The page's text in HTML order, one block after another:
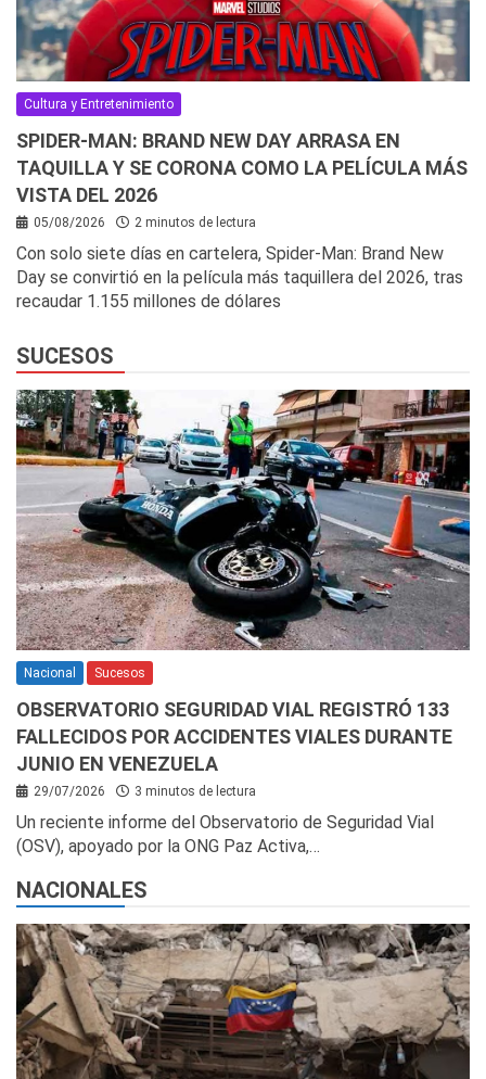
Cultura y Entretenimiento
SPIDER-MAN: BRAND NEW DAY ARRASA EN
TAQUILLA Y SE CORONA COMO LA PELÍCULA MÁS
VISTA DEL 2026
05/08/2026 2 minutos de lectura
Con solo siete días en cartelera, Spider-Man: Brand New
Day se convirtió en la película más taquillera del 2026, tras
recaudar 1.155 millones de dólares
SUCESOS
Nacional Sucesos
OBSERVATORIO SEGURIDAD VIAL REGISTRÓ 133
FALLECIDOS POR ACCIDENTES VIALES DURANTE
JUNIO EN VENEZUELA
29/07/2026 3 minutos de lectura
Un reciente informe del Observatorio de Seguridad Vial
(OSV), apoyado por la ONG Paz Activa,…
NACIONALES